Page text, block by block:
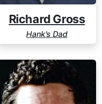
Richard Gross
Hank's Dad